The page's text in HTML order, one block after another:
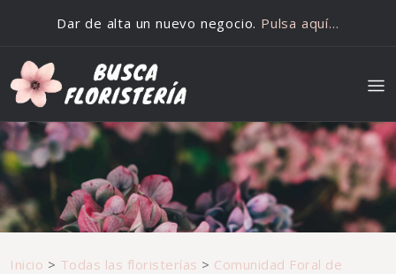
Dar de alta un nuevo negocio. Pulsa aquí…
Inicio > Todas las floristerías > Comunidad Foral de